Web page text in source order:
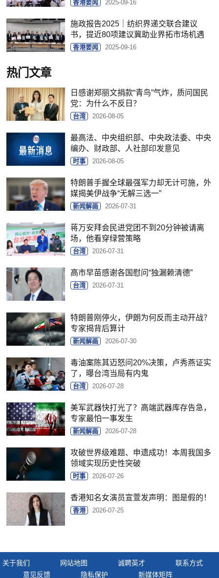
香港要闻 2025-09-16
施政报告2025｜纺织界递交联合建议
书，提近80项建议冀助业界拓市场机遇
香港要闻 2025-09-16
热门文章
日感谢郑丽文捐款“青鸟”气炸，质问国民
党：为什么不反日？
台湾 2026-08-05
最高法、中央组织部、中央政法委、中央
编办、财政部、人社部印发意见
时事 2026-08-05
特朗普手握全球最强军力却无计可施，外
媒揭美伊战争“无解三选一”
新闻解画 2026-07-31
蒋万安拜会民进党团不到20分钟被请离
场，他看穿绿营策略
台湾 2026-07-31
高市早苗感谢各国慰问“独漏赖清德”
台湾 2026-07-31
特朗普刚停火，伊朗为何反而主动开战？
专家揭背后算计
新闻解画 2026-07-30
毒油案陈其迈怒问20%决策，卢秀燕证实
了，曝台湾当局有内鬼
台湾 2026-07-28
美军武器快打光了？高端武器库存告急，
专家最怕一事发生
新闻解画 2026-07-28
攻破世界级难题、申遗成功！本周我国多
领域实现历史性突破
时事 2026-07-26
香港知名女演员宣萱发声明：图是假的！
香港 2026-07-25
关于我们 网站地图 诚聘英才
联系方式
意见反馈
隐私保护 新媒体矩阵